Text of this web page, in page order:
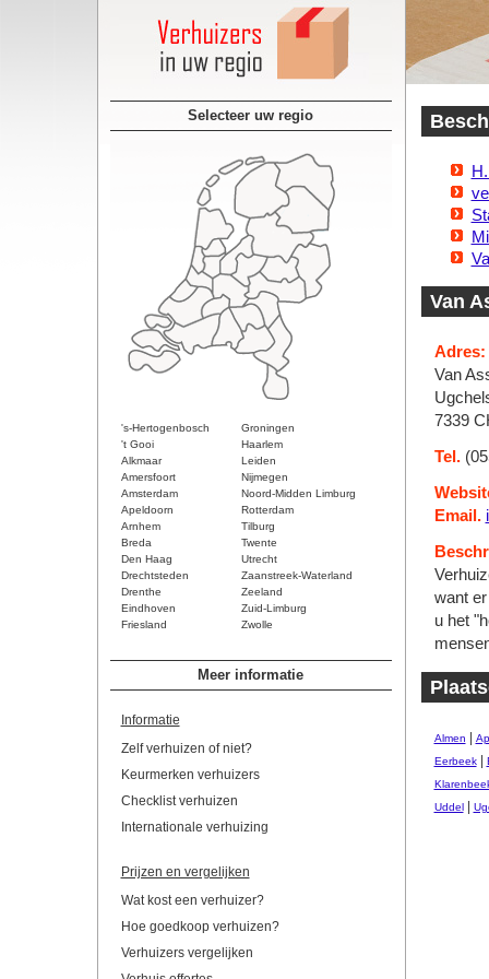
Selecteer uw regio
's-Hertogenbosch
Groningen
't Gooi
Haarlem
Alkmaar
Leiden
Amersfoort
Nijmegen
Amsterdam
Noord-Midden Limburg
Apeldoorn
Rotterdam
Arnhem
Tilburg
Breda
Twente
Den Haag
Utrecht
Drechtsteden
Zaanstreek-Waterland
Drenthe
Zeeland
Eindhoven
Zuid-Limburg
Friesland
Zwolle
Meer informatie
Informatie
Zelf verhuizen of niet?
Keurmerken verhuizers
Checklist verhuizen
Internationale verhuizing
Prijzen en vergelijken
Wat kost een verhuizer?
Hoe goedkoop verhuizen?
Verhuizers vergelijken
Van
Adres:
Van
7339
Tel.
Email.
want
u het
Almen
Eerbeek|
Uddel|